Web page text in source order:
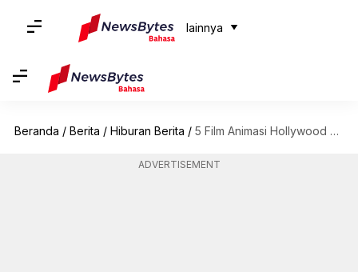
lainnya
Beranda / Berita / Hiburan Berita / 5 Film Animasi Hollywood Yang Wajib Anda Tonton
ADVERTISEMENT